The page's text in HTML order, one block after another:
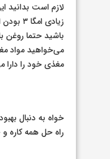
لازم است بدانید
باشید حتما
می‌خواهید مواد
مغذی خود را دارا
خواه به دنبال
راه حل همه کاره